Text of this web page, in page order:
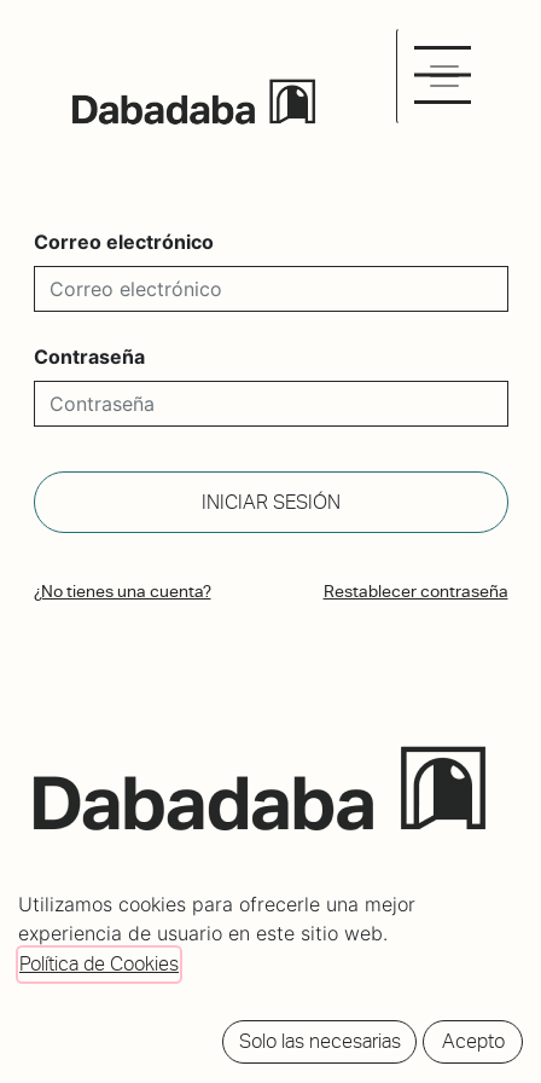
Correo electrónico
Contraseña
INICIAR SESIÓN
¿No tienes una cuenta? Restablecer contraseña
20012 Donostia - San Sebastián
info@dabadabass.com
/Política de cookies
Utilizamos cookies para ofrecerle una mejor
experiencia de usuario en este sitio web.
Política de Cookies
Solo las necesarias Acepto